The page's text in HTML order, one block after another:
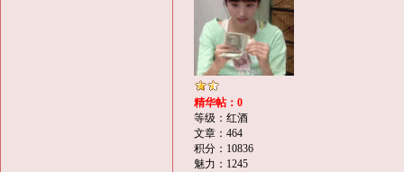
精华帖：0
等级：红酒
文章：464
积分：10836
魅力：1245